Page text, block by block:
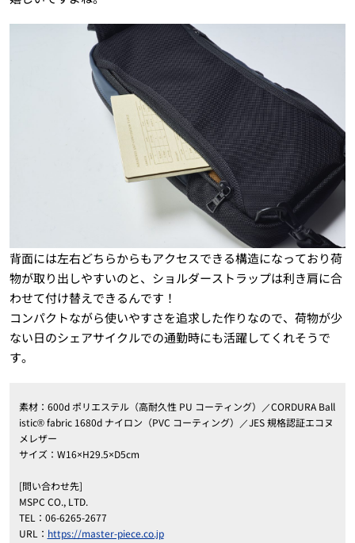
背面には左右どちらからもアクセスできる構造になっており荷
物が取り出しやすいのと、ショルダーストラップは利き肩に合
わせて付け替えできるんです！
コンパクトながら使いやすさを追求した作りなので、荷物が少
ない日のシェアサイクルでの通勤時にも活躍してくれそうで
す。
素材：600d ポリエステル（高耐久性 PU コーティング）／CORDURA Ball
istic® fabric 1680d ナイロン（PVC コーティング）／JES 規格認証エコヌ
メレザー
サイズ：W16×H29.5×D5cm
[問い合わせ先]
MSPC CO., LTD.
TEL：06-6265-2677
URL： https://master-piece.co.jp